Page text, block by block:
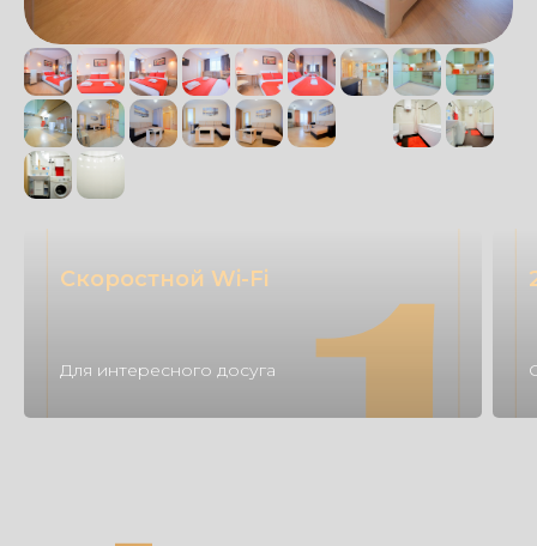
Скоростной Wi-Fi
Для интересного досуга